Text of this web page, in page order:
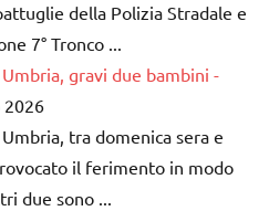
della Polizia Stradale e
7° Tronco ...
gravi due bambini -
2026
tra domenica sera e
il ferimento in modo
due sono ...